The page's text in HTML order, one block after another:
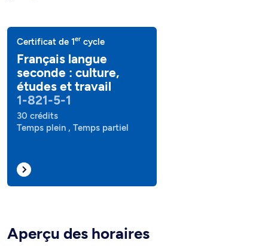
Certificat de 1er cycle
Français langue
seconde : culture,
études et travail
1-821-5-1
30 crédits
Temps plein , Temps partiel
Aperçu des horaires